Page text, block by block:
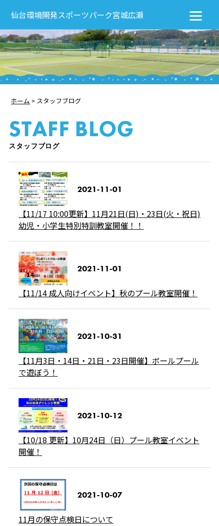
ホーム > スタッフブログ
STAFF BLOG
スタッフブログ
2021-11-01
【11/17 10:00更新】11月21日(日)・23日(火・祝日)
幼児・小学生特別特訓教室開催！！
2021-11-01
【11/14 成人向けイベント】秋のプール教室開催！
2021-10-31
【11月3日・14日・21日・23日開催】ボールプール
で遊ぼう！
2021-10-12
【10/18 更新】10月24日（日）プール教室イベント
開催！
2021-10-07
11月の保守点検日について
仙台環境開発スポーツパーク宮城広瀬